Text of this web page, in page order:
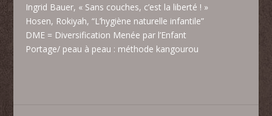
Ingrid Bauer, « Sans couches, c’est la liberté ! »
Hosen, Rokiyah, “L’hygiène naturelle infantile”
DME = Diversification Menée par l’Enfant
Portage/ peau à peau : méthode kangourou